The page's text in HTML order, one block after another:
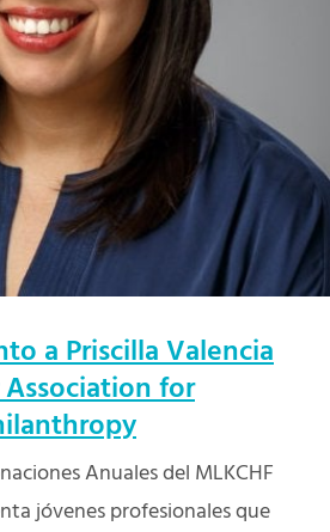
a Priscilla Valencia
for
Anuales del MLKCHF
jóvenes profesionales que